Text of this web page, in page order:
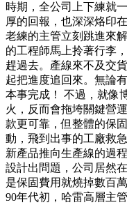
時期，全公司上下練就
厚的回報，也深深烙印
老練的主管立刻跳進來
的工程師馬上拎著行李
趕過去。產線來不及交
起把進度追回來。無論
本事完成！ 不過，就像
火，反而會拖垮關鍵營
款更可靠，但整體的保
動，飛到出事的工廠救
新產品推向生產線的過
設計出問題，公司居然
是保固費用就燒掉數百
90年代初，哈雷高層主